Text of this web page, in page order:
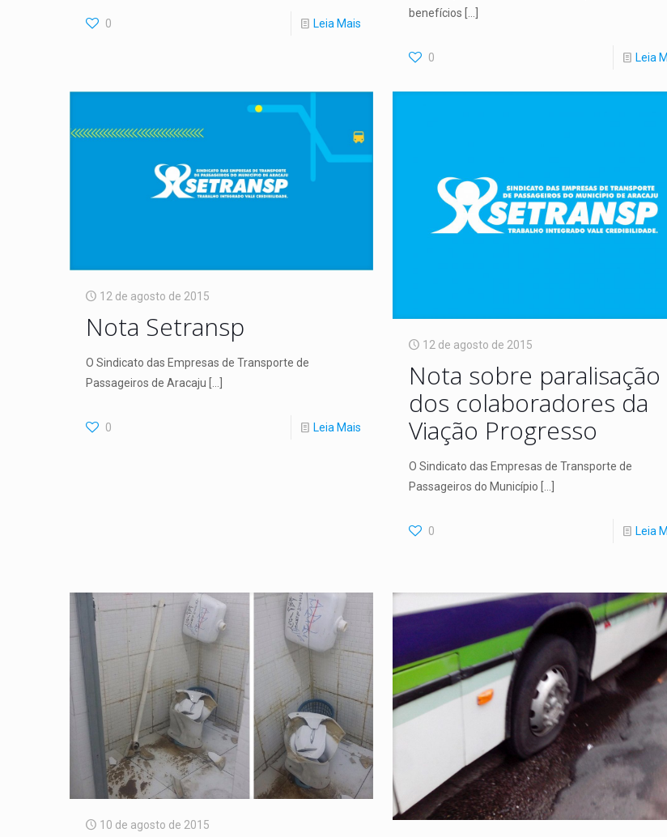
0 Leia Mais
benefícios
0 Leia
12 de agosto de 2015
Nota Setransp
O Sindicato das Empresas de Transporte de
Passageiros de Aracaju
0 Leia Mais
12 de agosto de 2015
Nota sobre paralisação
dos colaboradores da
Viação Progresso
O Sindicato das Empresas de Transporte de
Passageiros do Município
0 Leia
10 de agosto de 2015